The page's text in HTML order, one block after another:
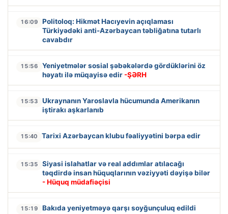
16:09
Politoloq: Hikmət Hacıyevin açıqlaması
Türkiyədəki anti-Azərbaycan təbliğatına tutarlı
cavabdır
15:56
Yeniyetmələr sosial şəbəkələrdə gördüklərini öz
həyatı ilə müqayisə edir -ŞƏRH
15:53
Ukraynanın Yaroslavla hücumunda Amerikanın
iştirakı aşkarlanıb
15:40 Tarixi Azərbaycan klubu fəaliyyətini bərpa edir
15:35
Siyasi islahatlar və real addımlar atılacağı
təqdirdə insan hüquqlarının vəziyyəti dəyişə bilər
- Hüquq müdafiəçisi
15:19 Bakıda yeniyetməyə qarşı soyğunçuluq edildi